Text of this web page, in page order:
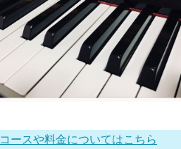
コースや料金についてはこちら